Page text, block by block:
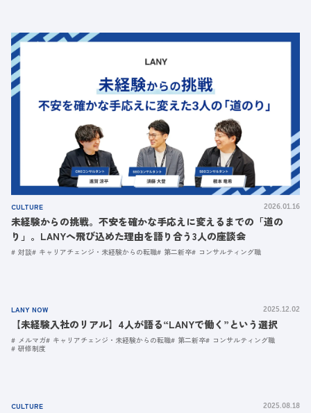
CULTURE 2026.01.16
未経験からの挑戦。不安を確かな手応えに変えるまでの「道の
り」。LANYへ飛び込めた理由を語り合う3人の座談会
対談 キャリアチェンジ・未経験からの転職 第二新卒 コンサルティング職
LANY NOW 2025.12.02
【未経験入社のリアル】4人が語る“LANYで働く”という選択
メルマガ キャリアチェンジ・未経験からの転職 第二新卒
コンサルティング職
研修制度
CULTURE 2025.08.18